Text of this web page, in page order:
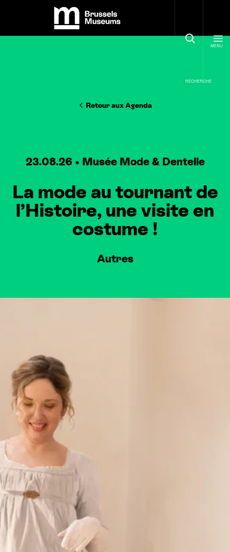
Brussels Museums
RECHERCHE
MENU
Retour aux Agenda
23.08.26 Musée Mode &Dentelle
La mode au tournant de
l’Histoire, une visite en
costume !
Autres
Panneau de gestion des cookies